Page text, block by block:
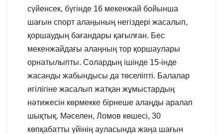
сүйенсек, бүгінде 16 мекенжай бойынша
шағын спорт алаңының негіздері жасалып,
қоршаудың бағандары қағылған. Бес
мекенжайдағы алаңның тор қоршаулары
орнатылыпты. Солардың ішінде 15-інде
жасанды жабындысы да төселіпті. Балалар
игілігіне жасалып жатқан жұмыстардың
нәтижесін көрмекке бірнеше алаңды аралап
шықтық. Мәселен, Ломов көшесі, 30
көпқабатты үйінің ауласында жаңа шағын